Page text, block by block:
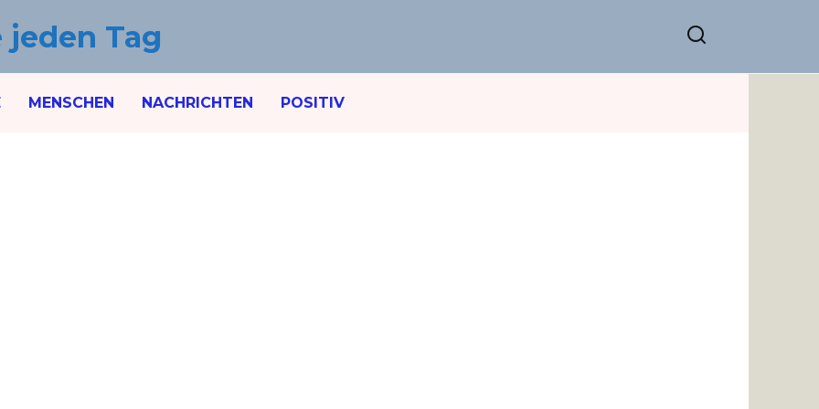
jeden Tag
MENSCHEN NACHRICHTEN POSITIV